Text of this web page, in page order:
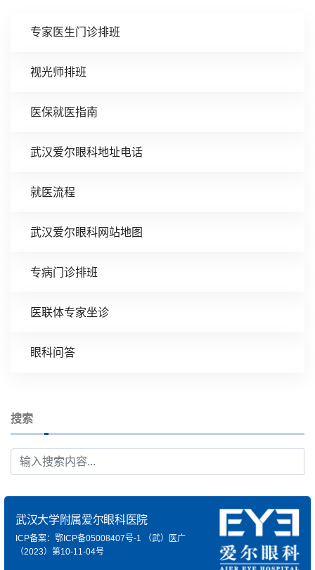
专家医生门诊排班
视光师排班
医保就医指南
武汉爱尔眼科地址电话
就医流程
武汉爱尔眼科网站地图
专病门诊排班
医联体专家坐诊
眼科问答
搜索
武汉大学附属爱尔眼科医院
ICP备案：鄂ICP备05008407号-1 （武）医广
（2023）第10-11-04号